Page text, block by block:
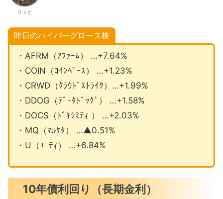
リッヒ
昨日のハイパーグロース株
・AFRM（ｱﾌｧｰﾑ） …+7.64%
・COIN（ｺｲﾝﾍﾞｰｽ） …+1.23%
・CRWD（ｸﾗｳﾄﾞｽﾄﾗｲｸ）…+1.99%
・DDOG（ﾃﾞｰﾀﾄﾞｯｸﾞ） …+1.58%
・DOCS（ﾄﾞｷｼﾐﾃｨ ） …+2.03%
・MQ（ﾏﾙｹﾀ） …▲0.51%
・U（ﾕﾆﾃｨ） …+6.84%
10年債利回り（長期金利）